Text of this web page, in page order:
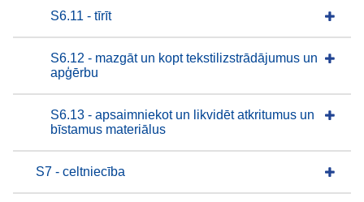
S6.11 - tīrīt
S6.12 - mazgāt un kopt tekstilizstrādājumus un
apģērbu
S6.13 - apsaimniekot un likvidēt atkritumus un
bīstamus materiālus
S7 - celtniecība